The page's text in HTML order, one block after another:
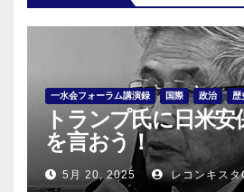
一水会フォーラム講演録 国際 政治 歴
トランプ氏に日米
を言おう！
5月 20, 2025 レコンキスタ